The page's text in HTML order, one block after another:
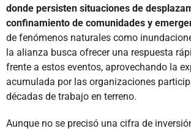
donde persisten situaciones de
confinamiento de comunidades y
de fenómenos naturales como
la alianza busca ofrecer una respuesta
frente a estos eventos, aprovechando la
acumulada por las organizaciones
décadas de trabajo en terreno.
Aunque no se precisó una cifra de